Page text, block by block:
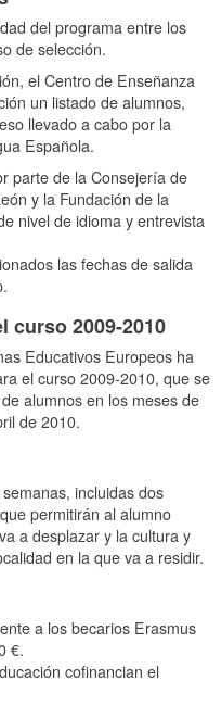
del programa entre los
de selección.
el Centro de Enseñanza
un listado de alumnos,
llevado a cabo por la
Española.
parte de la Consejería de
y la Fundación de la
nivel de idioma y entrevista
las fechas de salida
curso 2009-2010
Educativos Europeos ha
el curso 2009-2010, que se
alumnos en los meses de
de 2010.
incluidas dos
permitirán al alumno
a desplazar y la cultura y
en la que va a residir.
a los becarios Erasmus
€.
cofinancian el